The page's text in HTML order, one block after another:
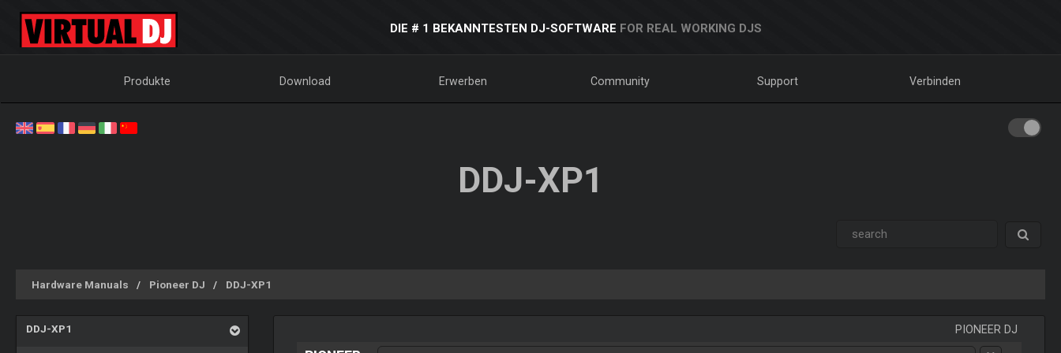
DIE # 1 BEKANNTESTEN DJ-SOFTWARE FOR REAL WORKING DJS
Produkte Download Erwerben Community Support Verbinden
DDJ-XP1
Hardware Manuals Pioneer DJ DDJ-XP1
DDJ-XP1 PIONEER DJ